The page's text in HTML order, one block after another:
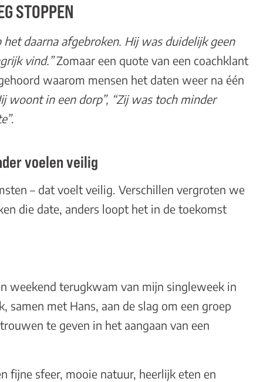
STOPPEN
daarna afgebroken. Hij was duidelijk geen
vind.”Zomaar een quote van een coachklant
waarom mensen het daten weer na één
woont in een dorp”, “Zij was toch minder
.
voelen veilig
– dat voelt veilig. Verschillen vergroten we
die date, anders loopt het in de toekomst
weekend terugkwam van mijn singleweek in
samen met Hans, aan de slag om een groep
te geven in het aangaan van een
fijne sfeer, mooie natuur, heerlijk eten en